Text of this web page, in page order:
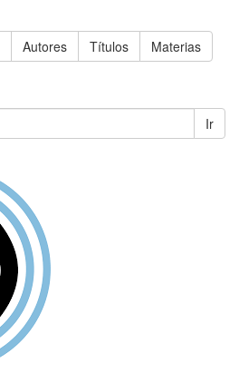
Autores Títulos Materias
Ir